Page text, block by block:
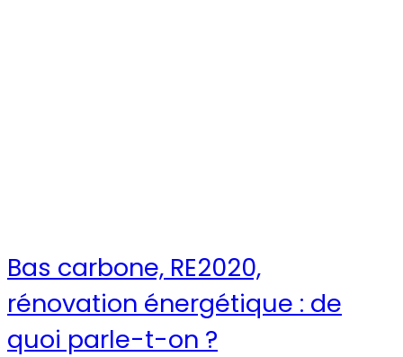
Bas carbone, RE2020,
rénovation énergétique : de
quoi parle-t-on ?